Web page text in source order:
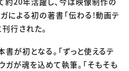
による初の著書「伝わる!動画テ
行された。
書が初となる。「ずっと使えるテ
ガが魂を込めて執筆。「そもそも